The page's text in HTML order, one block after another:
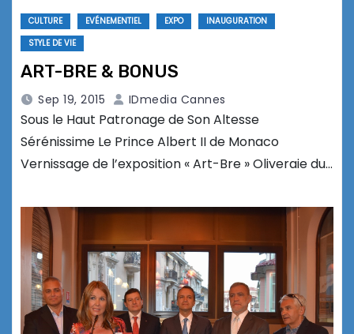
CULTURE EVÉNEMENTIEL EXPO
INAUGURATION
STYLE DE VIE
ART-BRE & BONUS
Sep 19, 2015 IDmedia Cannes
Sous le Haut Patronage de Son Altesse
Sérénissime Le Prince Albert II de Monaco
Vernissage de l’exposition « Art-Bre » Oliveraie du…